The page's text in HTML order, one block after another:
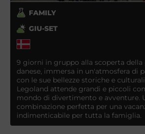
FAMILY
GIU-SET
9 giorni in gruppo alla scoperta della
danese, immersa in un'atmosfera di
con le sue bellezze storiche e
Legoland attende grandi e piccoli
mondo di divertimento e avventure.
combinazione perfetta per una
indimenticabile per tutta la famiglia.